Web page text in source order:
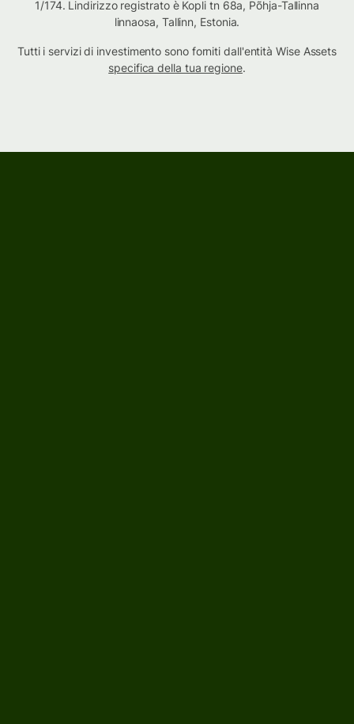
1/174. Lindirizzo registrato è Kopli tn 68a, Põhja-Tallinna
linnaosa, Tallinn, Estonia.
Tutti i servizi di investimento sono forniti dall'entità Wise Assets
specifica della tua regione.